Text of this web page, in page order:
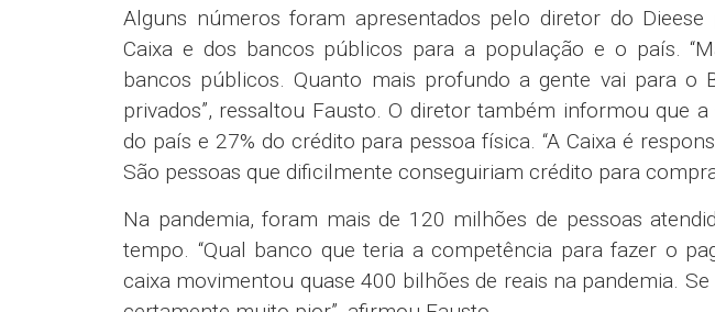
Alguns números foram apresentados pelo diretor do
Caixa e dos bancos públicos para a população e o país.
bancos públicos. Quanto mais profundo a gente vai para o
privados”, ressaltou Fausto. O diretor também informou que
do país e 27% do crédito para pessoa física. “A Caixa é
São pessoas que dificilmente conseguiriam crédito para
Na pandemia, foram mais de 120 milhões de pessoas
tempo. “Qual banco que teria a competência para fazer o
caixa movimentou quase 400 bilhões de reais na pandemia.